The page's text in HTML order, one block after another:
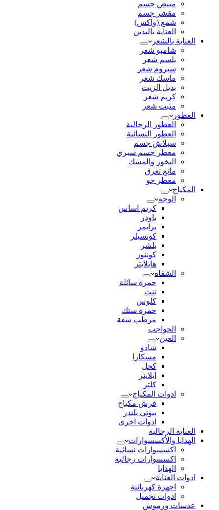
مبيض جسم
مقشر جسم
شمع (واكس)
العناية باليدين
العناية بالشعر
شامبو شعر
بلسم شعر
سيروم شعر
ماسك شعر
بديل الزيت
كريم شعر
مثبت شعر
العطور
العطور الرجالية
العطور النسائية
سبلاش جسم
معطر جسم سبري
البخور والمسك
مانع تعرق
معطر جو
المكياج
الوجه
كريم اساس
باودر
برايمر
كونسيلر
بلشر
كونتور
هايلايتر
الشفاه
حمرة سائلة
تنت
كلوس
حمرة ستك
مرطب شفة
الحواجب
العين
شادو
مسكارا
كحل
ايلاينر
كلتر
ادوات المكياج
فرش مكياج
بيوتي بلندر
ادوات اخرى
العناية الرجالية
الهدايا والأكسسوارات
اكسسوارات نسائية
اكسسوارات رجالية
الهدايا
ادوات العناية
اجهزة كهربائية
ادوات تجميل
عدسات ورموش